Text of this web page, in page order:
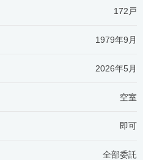
172戸
1979年9月
2026年5月
空室
即可
全部委託